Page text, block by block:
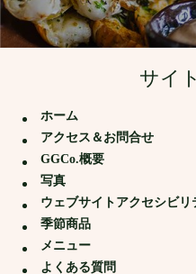
サイ
ホーム
アクセス＆お問合せ
GGCo.概要
写真
ウェブサイトアクセシビリ
季節商品
メニュー
よくある質問